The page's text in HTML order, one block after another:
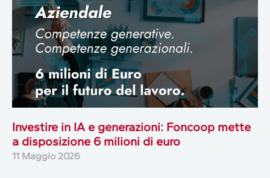
Investire in IA e generazioni: Foncoop mette
a disposizione 6 milioni di euro
11 Maggio 2026